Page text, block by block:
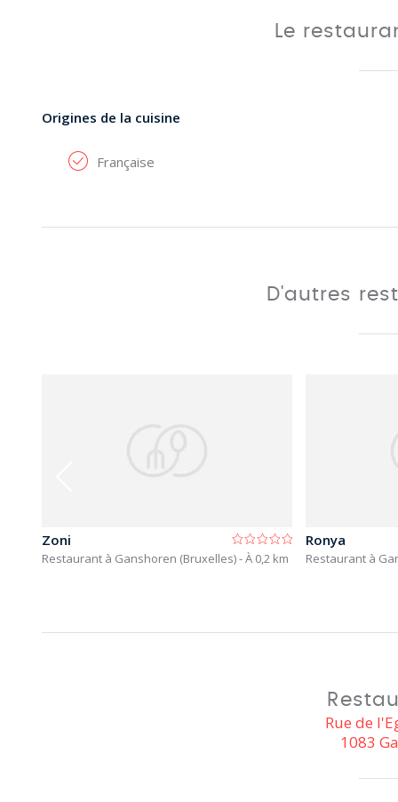
Le
Origines de la cuisine
Française
D'autres
Zoni
Restaurant à Ganshoren (Bruxelles)- À 0,2 km
Ronya
Restaurant à
Rue de
1083